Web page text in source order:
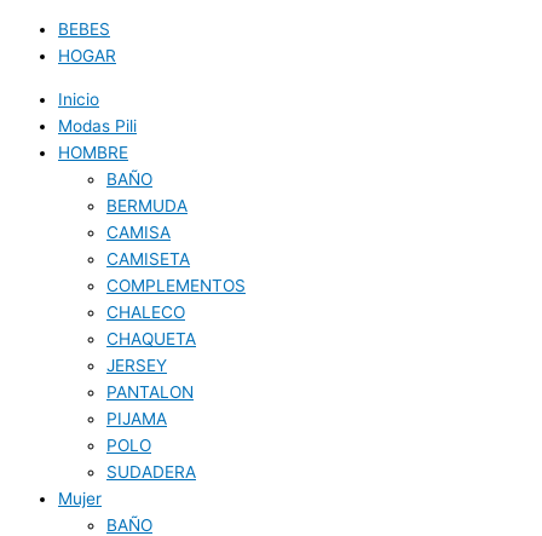
BEBES
HOGAR
Inicio
Modas Pili
HOMBRE
BAÑO
BERMUDA
CAMISA
CAMISETA
COMPLEMENTOS
CHALECO
CHAQUETA
JERSEY
PANTALON
PIJAMA
POLO
SUDADERA
Mujer
BAÑO